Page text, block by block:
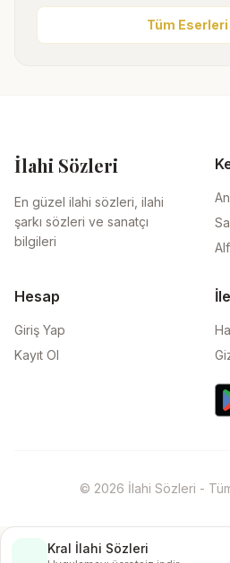
Tüm Eserleri
İlahi Sözleri
En güzel ilahi sözleri, ilahi
şarkı sözleri ve sanatçı
bilgileri
Hesap
Giriş Yap
Kayıt Ol
© 2026 İlahi Sözleri - Tüm
Kral İlahi Sözleri